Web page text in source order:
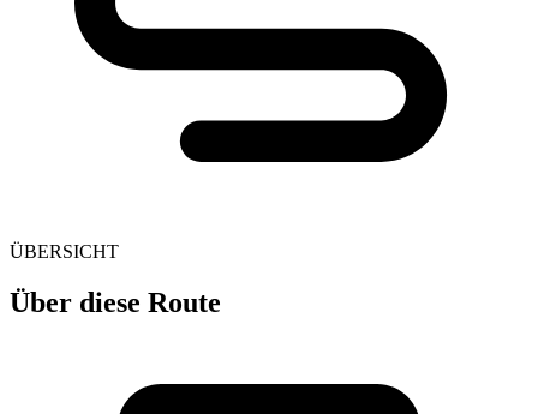
ÜBERSICHT
Über diese Route